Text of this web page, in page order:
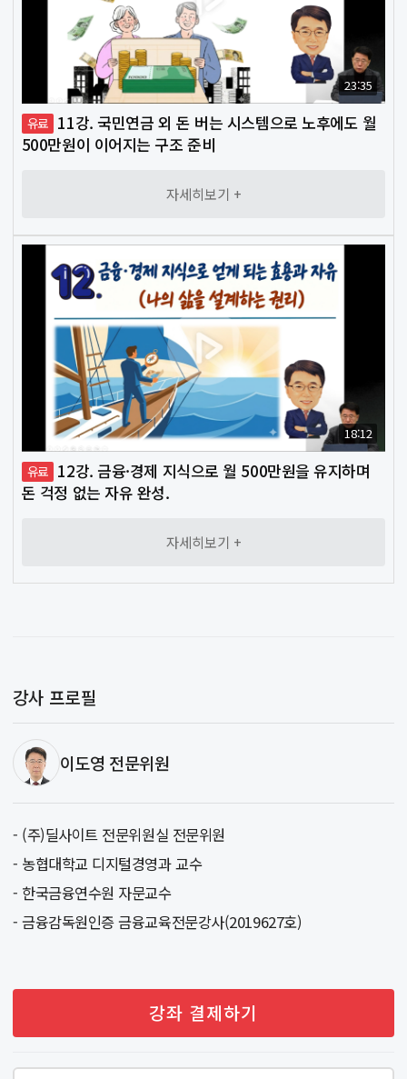
23:35
유료 11강. 국민연금 외 돈 버는 시스템으로 노후에도 월
500만원이 이어지는 구조 준비
자세히보기 +
18:12
유료 12강. 금융·경제 지식으로 월 500만원을 유지하며
돈 걱정 없는 자유 완성.
자세히보기 +
강사 프로필
이도영 전문위원
- (주)딜사이트 전문위원실 전문위원
- 농협대학교 디지털경영과 교수
- 한국금융연수원 자문교수
- 금융감독원인증 금융교육전문강사(2019627호)
강좌 결제하기